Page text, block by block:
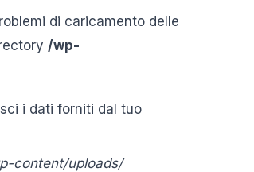
di caricamento delle
/wp-
i dati forniti dal tuo
content/uploads/